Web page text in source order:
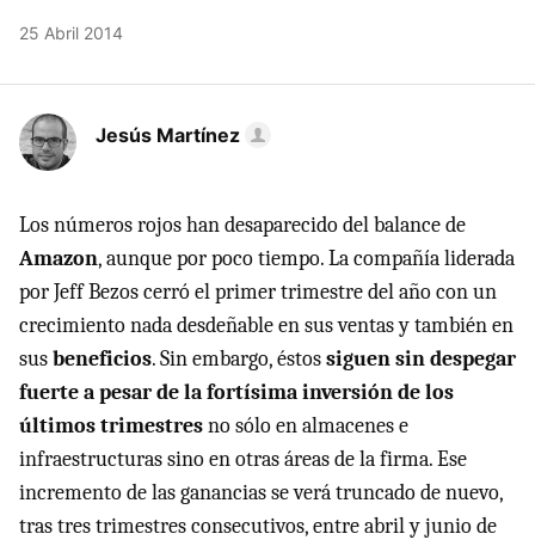
25 Abril 2014
Jesús Martínez
Los números rojos han desaparecido del balance de
Amazon, aunque por poco tiempo. La compañía liderada
por Jeff Bezos cerró el primer trimestre del año con un
crecimiento nada desdeñable en sus ventas y también en
susbeneficios. Sin embargo, éstossiguen sin despegar
fuerte a pesar de la fortísima inversión de los
últimos trimestresno sólo en almacenes e
infraestructuras sino en otras áreas de la firma. Ese
incremento de las ganancias se verá truncado de nuevo,
tras tres trimestres consecutivos, entre abril y junio de